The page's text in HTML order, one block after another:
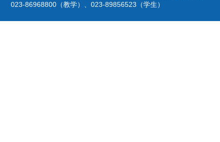
023-86968800（教学）、023-89856523（学生）